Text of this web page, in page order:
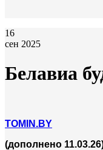
16
сен 2025
Белавиа
TOMIN.BY
(дополнено